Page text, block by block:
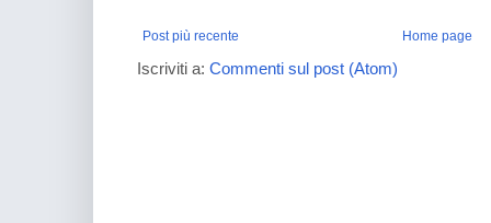
Post più recente Home page
Iscriviti a: Commenti sul post (Atom)